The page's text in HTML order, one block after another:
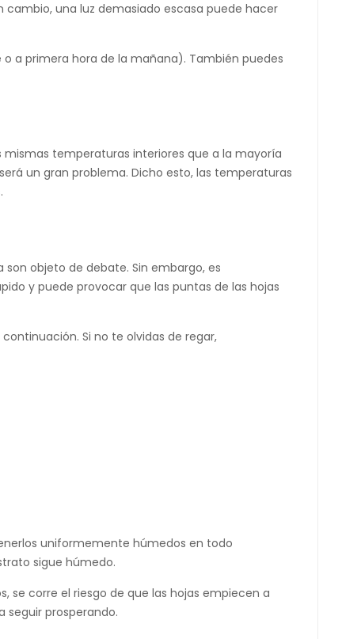
cambio, una luz demasiado escasa puede hacer
a primera hora de la mañana). También puedes
temperaturas interiores que a la mayoría
un gran problema. Dicho esto, las temperaturas
objeto de debate. Sin embargo, es
y puede provocar que las puntas de las hojas
Si no te olvidas de regar,
uniformemente húmedos en todo
sigue húmedo.
corre el riesgo de que las hojas empiecen a
seguir prosperando.